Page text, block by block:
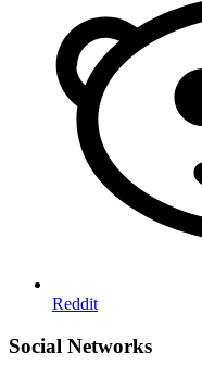
Reddit
Social Networks